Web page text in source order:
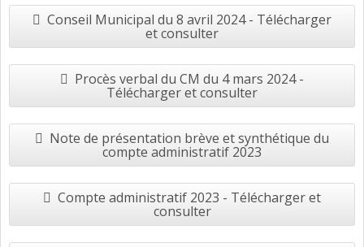
Conseil Municipal du 8 avril 2024 - Télécharger
et consulter
Procès verbal du CM du 4 mars 2024 -
Télécharger et consulter
Note de présentation brève et synthétique du
compte administratif 2023
Compte administratif 2023 - Télécharger et
consulter